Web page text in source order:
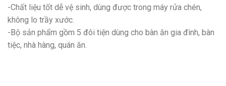
-Chất liệu tốt dễ vệ sinh, dùng được trong máy rửa chén,
không lo trầy xước.
-Bộ sản phẩm gồm 5 đôi tiện dùng cho bàn ăn gia đình, bàn
tiệc, nhà hàng, quán ăn.